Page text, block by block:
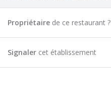
Propriétaire de ce restaurant ?
Signaler cet établissement